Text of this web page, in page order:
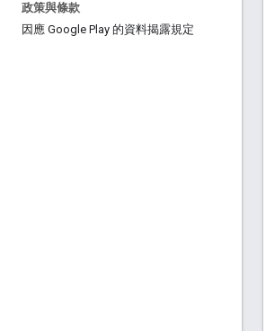
政策與條款
因應 Google Play 的資料揭露規定